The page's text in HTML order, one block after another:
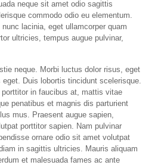
neque sit amet odio sagittis
commodo odio eu elementum.
nunc lacinia, eget ullamcorper quam
ultricies, tempus augue pulvinar,
neque. Morbi luctus dolor risus, eget
eget. Duis lobortis tincidunt scelerisque.
in faucibus at, mattis vitae
penatibus et magnis dis parturient
mus. Praesent augue sapien,
porttitor sapien. Nam pulvinar
ornare odio sit amet volutpat
in sagittis ultricies. Mauris aliquam
et malesuada fames ac ante